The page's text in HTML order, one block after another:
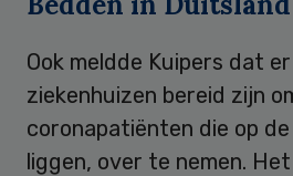
Ook meldde Kuipers dat
ziekenhuizen bereid zijn
coronapatiënten die op
liggen, over te nemen.